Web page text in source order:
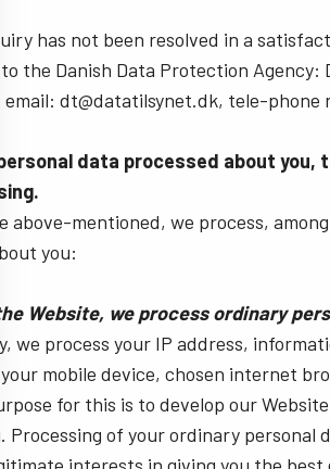
Empfindlichkeit und multispektrale…
Eine große Auswahl an Farb-
Sony Pregius-Sensoren. (Go-X-Serie,
Ein monochromer Sensor
Ein breites Angebot an
Sensoren. (Go-X-Serie, Go-
Ein UV-empfindlicher
Geschwindigkeit und Optik…
Multisensor VIS + NIR
NIR-Lichtspektrums über…
Multisensor R-G-B (Prisma)
3-CMOS prismenbasierte R-G-B-
Matrixkameras bieten eine bessere
Farbtreue als herkömmliche Bayer-
Kameras. (Apex-Serie und Apex
has not been resolved in a
to the Danish Data Protection
email: dt@datatilsynet.dk, tele-phone
data processed about
above-mentioned, we process,
you:
Website, we process ordinary
we process your IP address,
mobile device, chosen internet
for this is to develop our
Processing of your ordinary